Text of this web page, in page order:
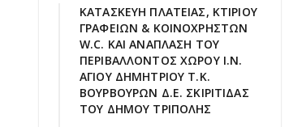
ΚΑΤΑΣΚΕΥΗ ΠΛΑΤΕΙΑΣ, ΚΤΙΡΙΟΥ
ΓΡΑΦΕΙΩΝ & ΚΟΙΝΟΧΡΗΣΤΩΝ
W.C. ΚΑΙ ΑΝΑΠΛΑΣΗ ΤΟΥ
ΠΕΡΙΒΑΛΛΟΝΤΟΣ ΧΩΡΟΥ Ι.Ν.
ΑΓΙΟΥ ΔΗΜΗΤΡΙΟΥ Τ.Κ.
ΒΟΥΡΒΟΥΡΩΝ Δ.Ε. ΣΚΙΡΙΤΙΔΑΣ
ΤΟΥ ΔΗΜΟΥ ΤΡΙΠΟΛΗΣ